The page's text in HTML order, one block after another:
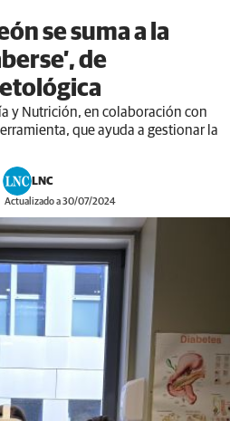
se suma a la
de
y Nutrición, en colaboración con
que ayuda a gestionar la
LNC
Actualizado a 30/07/2024